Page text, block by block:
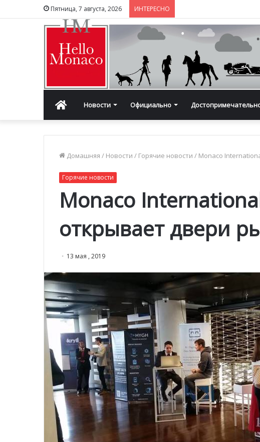
Пятница, 7 августа, 2026 ИНТЕРЕСНО
ГлавнаяНовости Официально
Домашняя / Новости / Горячие новости / Monaco
Горячие новости
Monaco
открывает двери
13 мая , 2019